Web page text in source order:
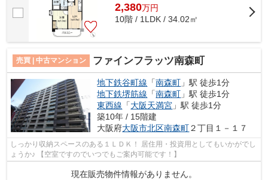
2,380万円
10階 / 1LDK / 34.02㎡
売買 | 中古マンション ファインフラッツ南森町
地下鉄谷町線 「南森町 」駅 徒歩1分
地下鉄堺筋線 「南森町 」駅 徒歩1分
東西線 「大阪天満宮 」駅 徒歩1分
築10年 / 15階建
大阪府大阪市北区南森町２丁目１－１７
しっかり収納スペースのある１ＬＤＫ！ 居住用・投資用としてもいかがでし
ょうか♪ 【空室ですのでいつでもご案内可能です！】
現在販売物件情報がありません。